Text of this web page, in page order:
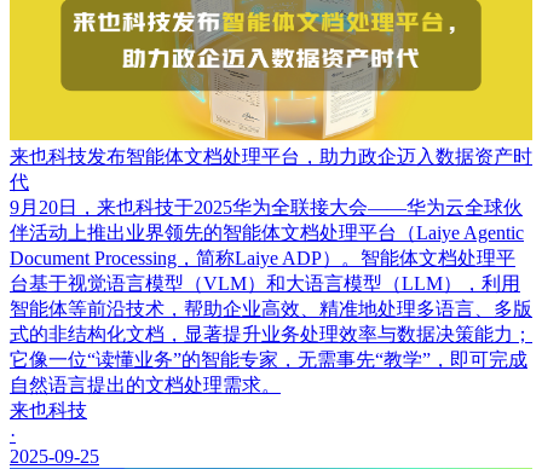
来也科技发布智能体文档处理平台，助力政企迈入数据资产时
代
9月20日，来也科技于2025华为全联接大会——华为云全球伙
伴活动上推出业界领先的智能体文档处理平台（Laiye Agentic
Document Processing，简称Laiye ADP）。智能体文档处理平
台基于视觉语言模型（VLM）和大语言模型（LLM），利用
智能体等前沿技术，帮助企业高效、精准地处理多语言、多版
式的非结构化文档，显著提升业务处理效率与数据决策能力；
它像一位“读懂业务”的智能专家，无需事先“教学”，即可完成
自然语言提出的文档处理需求。
来也科技
·
2025-09-25